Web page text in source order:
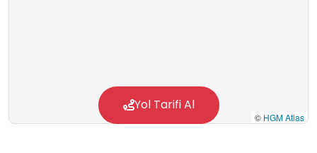
© HGM Atlas
Yol Tarifi Al